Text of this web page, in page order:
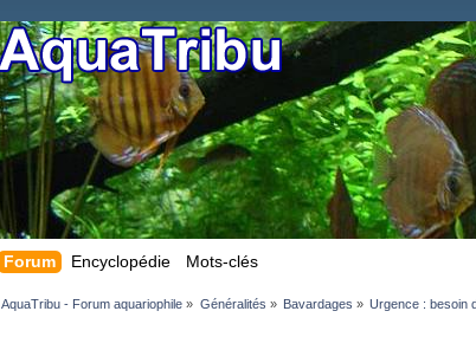
Forum Encyclopédie Mots-clés
AquaTribu - Forum aquariophile » Généralités » Bavardages » Urgence : besoin